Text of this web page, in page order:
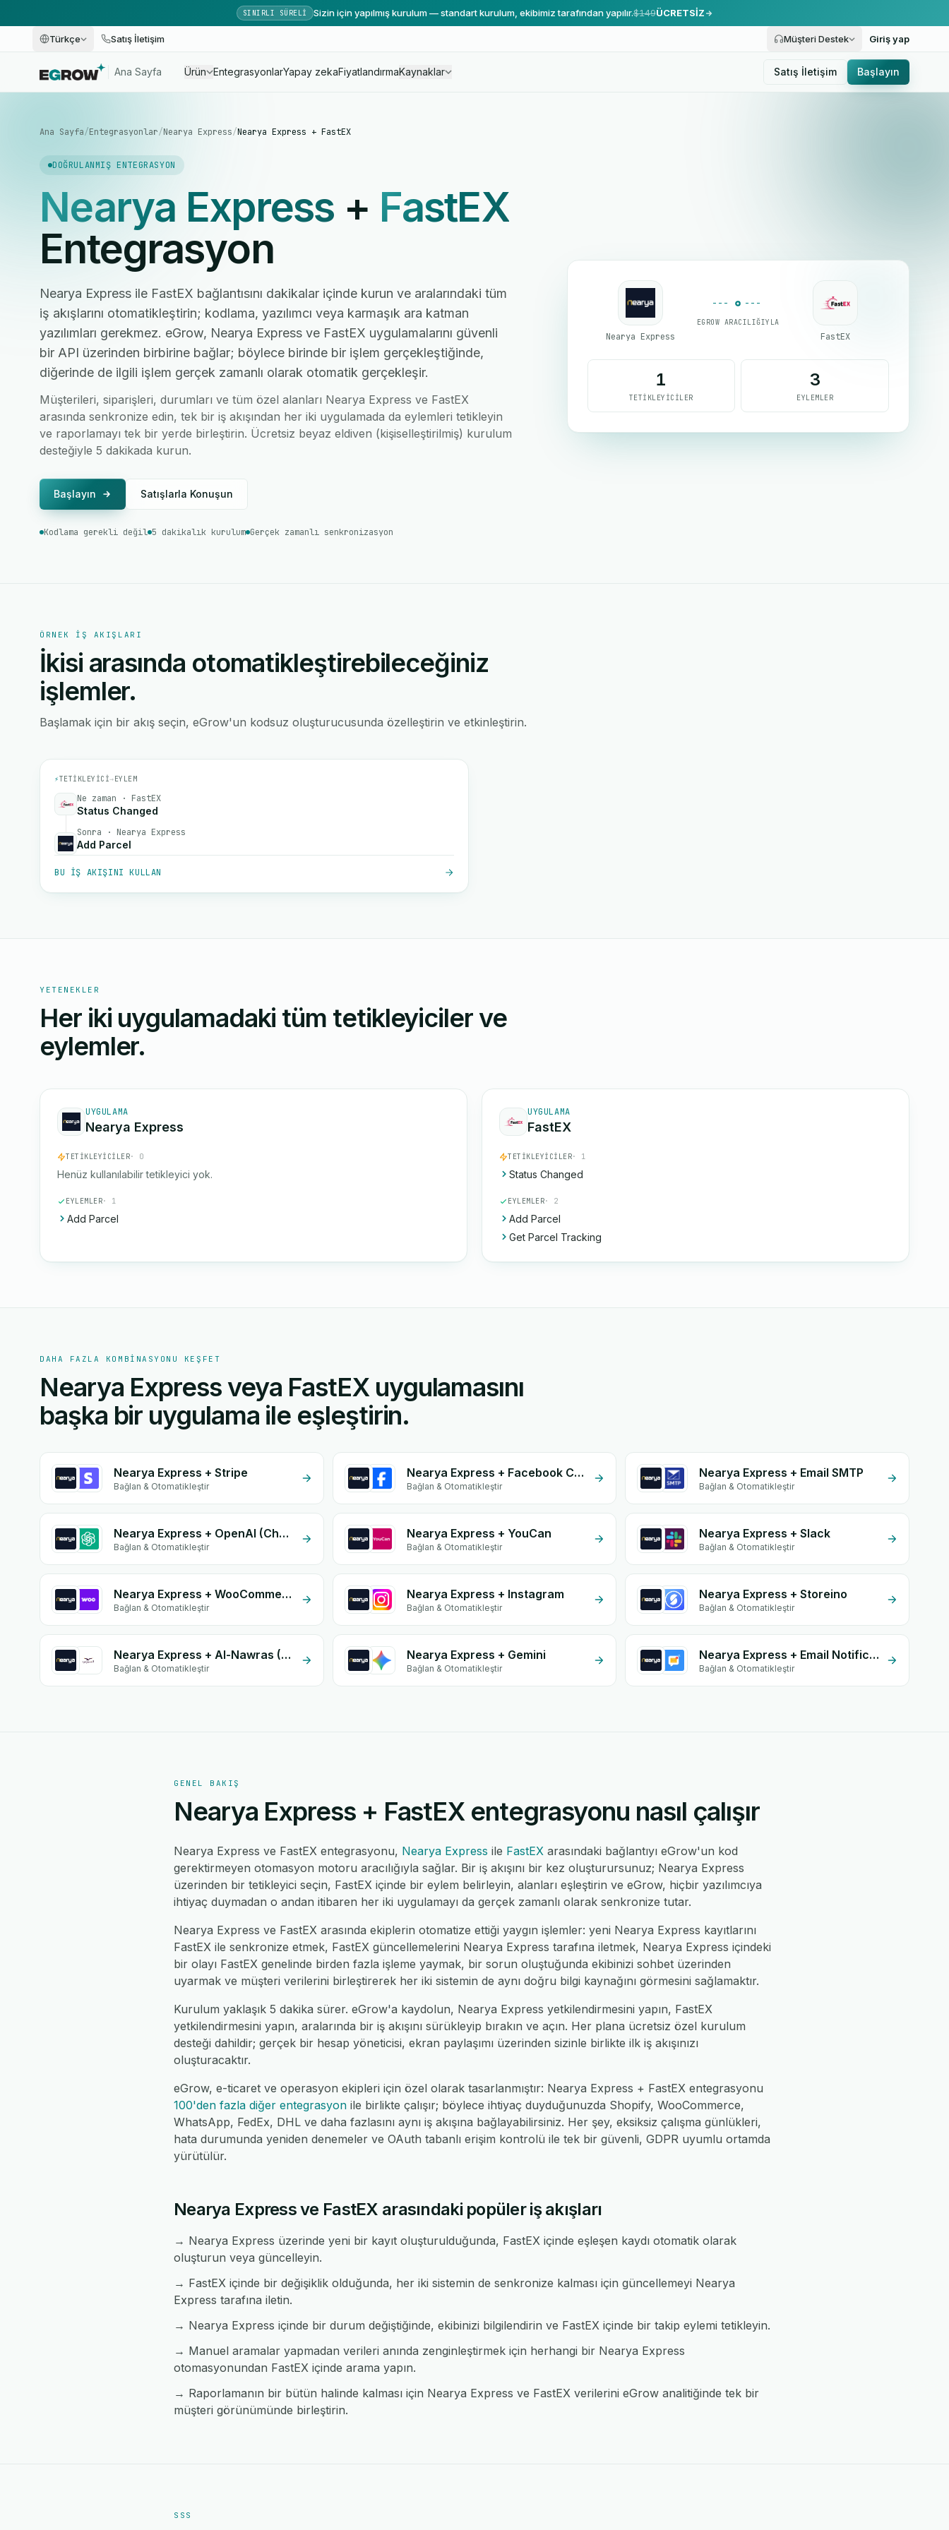
SINIRLI SÜRELI Sizin için yapılmış kurulum — standart kurulum, ekibimiz tarafından yapılır.$149ÜCRETSİZ
Türkçe Satış İletişim Müşteri Destek Giriş yap
Ana Sayfa Ürün EntegrasyonlarYapay zekaFiyatlandırmaKaynaklar Satış İletişim Başlayın
Ana Sayfa/Entegrasyonlar/Nearya Express/Nearya Express + FastEX
DOĞRULANMIŞ ENTEGRASYON
Nearya Express + FastEX
Entegrasyon
Nearya Express ile FastEX bağlantısını dakikalar içinde kurun ve aralarındaki tüm
iş akışlarını otomatikleştirin; kodlama, yazılımcı veya karmaşık ara katman
yazılımları gerekmez. eGrow, Nearya Express ve FastEX uygulamalarını güvenli
bir API üzerinden birbirine bağlar; böylece birinde bir işlem gerçekleştiğinde,
diğerinde de ilgili işlem gerçek zamanlı olarak otomatik gerçekleşir.
Müşterileri, siparişleri, durumları ve tüm özel alanları Nearya Express ve FastEX
arasında senkronize edin, tek bir iş akışından her iki uygulamada da eylemleri tetikleyin
ve raporlamayı tek bir yerde birleştirin. Ücretsiz beyaz eldiven (kişiselleştirilmiş) kurulum
desteğiyle 5 dakikada kurun.
Başlayın Satışlarla Konuşun
Kodlama gerekli değil 5 dakikalık kurulum Gerçek zamanlı senkronizasyon
Nearya Express
EGROW ARACILIĞIYLA
FastEX
1
TETIKLEYICILER
3
EYLEMLER
ÖRNEK IŞ AKIŞLARI
İkisi arasında otomatikleştirebileceğiniz
işlemler.
Başlamak için bir akış seçin, eGrow'un kodsuz oluşturucusunda özelleştirin ve etkinleştirin.
⚡TETIKLEYICI→EYLEM
Ne zaman · FastEX
Status Changed
Sonra · Nearya Express
Add Parcel
BU IŞ AKIŞINI KULLAN
YETENEKLER
Her iki uygulamadaki tüm tetikleyiciler ve
eylemler.
UYGULAMA
Nearya Express
TETIKLEYICILER· 0
Henüz kullanılabilir tetikleyici yok.
EYLEMLER· 1
Add Parcel
UYGULAMA
FastEX
TETIKLEYICILER· 1
Status Changed
EYLEMLER· 2
Add Parcel
Get Parcel Tracking
DAHA FAZLA KOMBINASYONU KEŞFET
Nearya Express veya FastEX uygulamasını
başka bir uygulama ile eşleştirin.
Nearya Express + Stripe
Bağlan & Otomatikleştir
Nearya Express + Facebook Conversion API (CAPI)
Bağlan & Otomatikleştir
Nearya Express + Email SMTP
Bağlan & Otomatikleştir
Nearya Express + OpenAI (ChatGPT)
Bağlan & Otomatikleştir
Nearya Express + YouCan
Bağlan & Otomatikleştir
Nearya Express + Slack
Bağlan & Otomatikleştir
Nearya Express + WooCommerce
Bağlan & Otomatikleştir
Nearya Express + Instagram
Bağlan & Otomatikleştir
Nearya Express + Storeino
Bağlan & Otomatikleştir
Nearya Express + Al-Nawras (Nawris)
Bağlan & Otomatikleştir
Nearya Express + Gemini
Bağlan & Otomatikleştir
Nearya Express + Email Notifications by eGrow
Bağlan & Otomatikleştir
GENEL BAKIŞ
Nearya Express + FastEX entegrasyonu nasıl çalışır
Nearya Express ve FastEX entegrasyonu, Nearya Express ile FastEX arasındaki bağlantıyı eGrow'un kod
gerektirmeyen otomasyon motoru aracılığıyla sağlar. Bir iş akışını bir kez oluşturursunuz; Nearya Express
üzerinden bir tetikleyici seçin, FastEX içinde bir eylem belirleyin, alanları eşleştirin ve eGrow, hiçbir yazılımcıya
ihtiyaç duymadan o andan itibaren her iki uygulamayı da gerçek zamanlı olarak senkronize tutar.
Nearya Express ve FastEX arasında ekiplerin otomatize ettiği yaygın işlemler: yeni Nearya Express kayıtlarını
FastEX ile senkronize etmek, FastEX güncellemelerini Nearya Express tarafına iletmek, Nearya Express içindeki
bir olayı FastEX genelinde birden fazla işleme yaymak, bir sorun oluştuğunda ekibinizi sohbet üzerinden
uyarmak ve müşteri verilerini birleştirerek her iki sistemin de aynı doğru bilgi kaynağını görmesini sağlamaktır.
Kurulum yaklaşık 5 dakika sürer. eGrow'a kaydolun, Nearya Express yetkilendirmesini yapın, FastEX
yetkilendirmesini yapın, aralarında bir iş akışını sürükleyip bırakın ve açın. Her plana ücretsiz özel kurulum
desteği dahildir; gerçek bir hesap yöneticisi, ekran paylaşımı üzerinden sizinle birlikte ilk iş akışınızı
oluşturacaktır.
eGrow, e-ticaret ve operasyon ekipleri için özel olarak tasarlanmıştır: Nearya Express + FastEX entegrasyonu
100'den fazla diğer entegrasyon ile birlikte çalışır; böylece ihtiyaç duyduğunuzda Shopify, WooCommerce,
WhatsApp, FedEx, DHL ve daha fazlasını aynı iş akışına bağlayabilirsiniz. Her şey, eksiksiz çalışma günlükleri,
hata durumunda yeniden denemeler ve OAuth tabanlı erişim kontrolü ile tek bir güvenli, GDPR uyumlu ortamda
yürütülür.
Nearya Express ve FastEX arasındaki popüler iş akışları
→ Nearya Express üzerinde yeni bir kayıt oluşturulduğunda, FastEX içinde eşleşen kaydı otomatik olarak
oluşturun veya güncelleyin.
→ FastEX içinde bir değişiklik olduğunda, her iki sistemin de senkronize kalması için güncellemeyi Nearya
Express tarafına iletin.
→ Nearya Express içinde bir durum değiştiğinde, ekibinizi bilgilendirin ve FastEX içinde bir takip eylemi tetikleyin.
→ Manuel aramalar yapmadan verileri anında zenginleştirmek için herhangi bir Nearya Express
otomasyonundan FastEX içinde arama yapın.
→ Raporlamanın bir bütün halinde kalması için Nearya Express ve FastEX verilerini eGrow analitiğinde tek bir
müşteri görünümünde birleştirin.
SSS